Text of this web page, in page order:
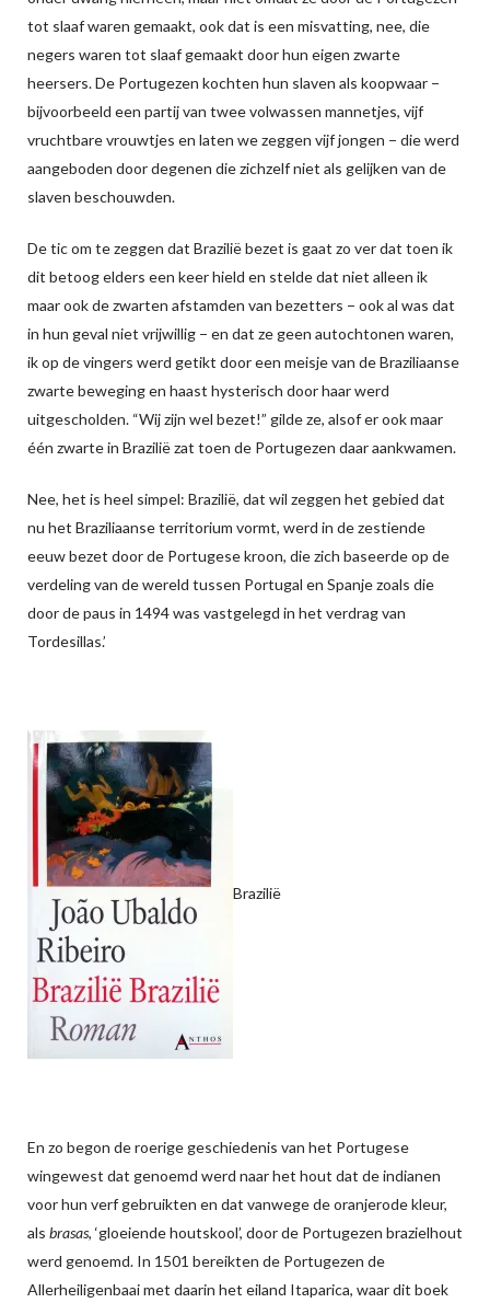
tot slaaf waren gemaakt, ook dat is een misvatting, nee, die
negers waren tot slaaf gemaakt door hun eigen zwarte
heersers. De Portugezen kochten hun slaven als koopwaar −
bijvoorbeeld een partij van twee volwassen mannetjes, vijf
vruchtbare vrouwtjes en laten we zeggen vijf jongen − die werd
aangeboden door degenen die zichzelf niet als gelijken van de
slaven beschouwden.
De tic om te zeggen dat Brazilië bezet is gaat zo ver dat toen ik
dit betoog elders een keer hield en stelde dat niet alleen ik
maar ook de zwarten afstamden van bezetters − ook al was dat
in hun geval niet vrijwillig − en dat ze geen autochtonen waren,
ik op de vingers werd getikt door een meisje van de Braziliaanse
zwarte beweging en haast hysterisch door haar werd
uitgescholden. “Wij zijn wel bezet!” gilde ze, alsof er ook maar
één zwarte in Brazilië zat toen de Portugezen daar aankwamen.
Nee, het is heel simpel: Brazilië, dat wil zeggen het gebied dat
nu het Braziliaanse territorium vormt, werd in de zestiende
eeuw bezet door de Portugese kroon, die zich baseerde op de
verdeling van de wereld tussen Portugal en Spanje zoals die
door de paus in 1494 was vastgelegd in het verdrag van
Tordesillas.’
Brazilië
En zo begon de roerige geschiedenis van het Portugese
wingewest dat genoemd werd naar het hout dat de indianen
voor hun verf gebruikten en dat vanwege de oranjerode kleur,
als brasas, ‘gloeiende houtskool’, door de Portugezen brazielhout
werd genoemd. In 1501 bereikten de Portugezen de
Allerheiligenbaai met daarin het eiland Itaparica, waar dit boek